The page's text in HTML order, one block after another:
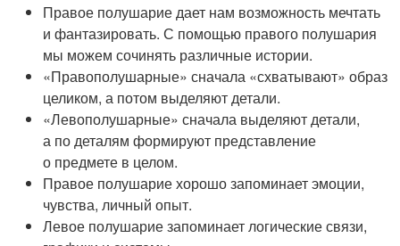
Правое полушарие дает нам возможность мечтать
и фантазировать. С помощью правого полушария
мы можем сочинять различные истории.
«Правополушарные» сначала «схватывают» образ
целиком, а потом выделяют детали.
«Левополушарные» сначала выделяют детали,
а по деталям формируют представление
о предмете в целом.
Правое полушарие хорошо запоминает эмоции,
чувства, личный опыт.
Левое полушарие запоминает логические связи,